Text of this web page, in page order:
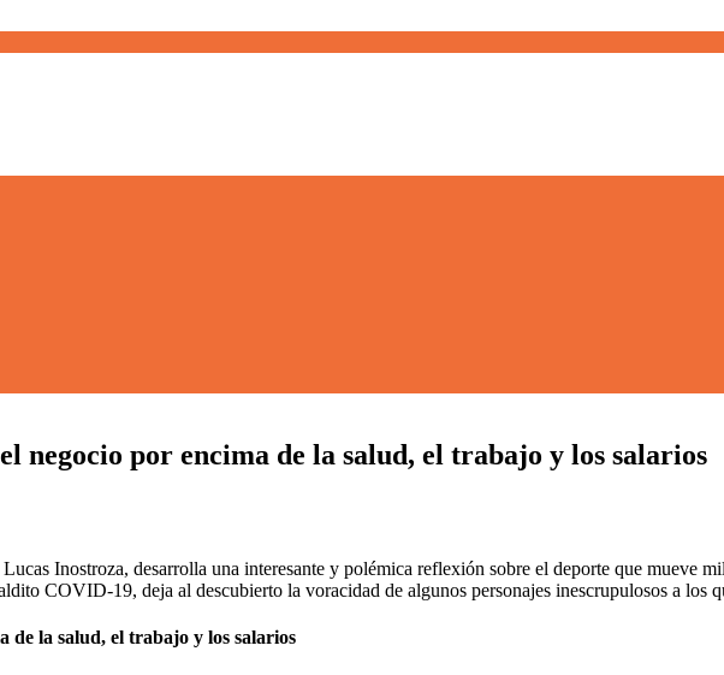
negocio por encima de la salud, el trabajo y los salarios
Inostroza, desarrolla una interesante y polémica reflexión sobre el deporte que mueve
COVID-19, deja al descubierto la voracidad de algunos personajes inescrupulosos a los
de la salud, el trabajo y los salarios